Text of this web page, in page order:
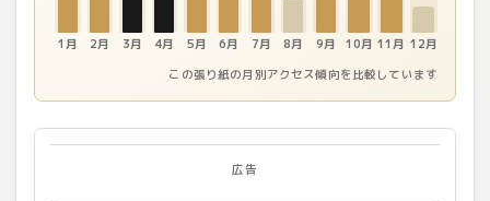
1月 2月 3月 4月 5月 6月 7月 8月 9月 10月 11月 12月
この張り紙の月別アクセス傾向を比較しています
広告